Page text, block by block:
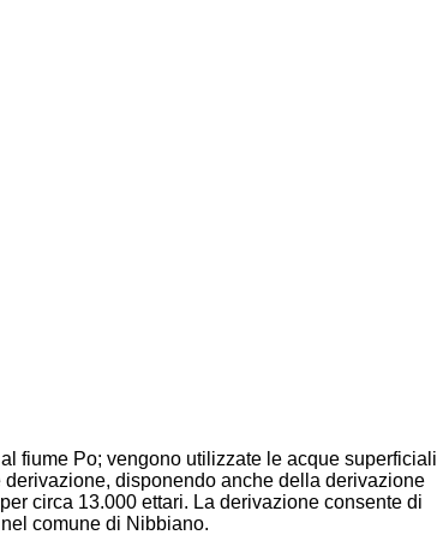
fiume Po; vengono utilizzate le acque superficiali
disponendo anche della derivazione
circa 13.000 ettari. La derivazione consente di
comune di Nibbiano.